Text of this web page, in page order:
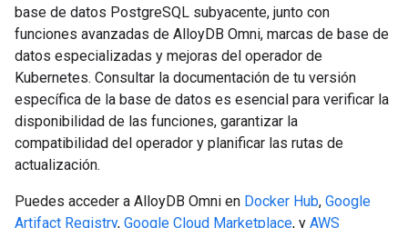
base de datos PostgreSQL subyacente, junto con
funciones avanzadas de AlloyDB Omni, marcas de base de
datos especializadas y mejoras del operador de
Kubernetes. Consultar la documentación de tu versión
específica de la base de datos es esencial para verificar la
disponibilidad de las funciones, garantizar la
compatibilidad del operador y planificar las rutas de
actualización.
Puedes acceder a AlloyDB Omni en Docker Hub, Google
Artifact Registry, Google Cloud Marketplace, y AWS